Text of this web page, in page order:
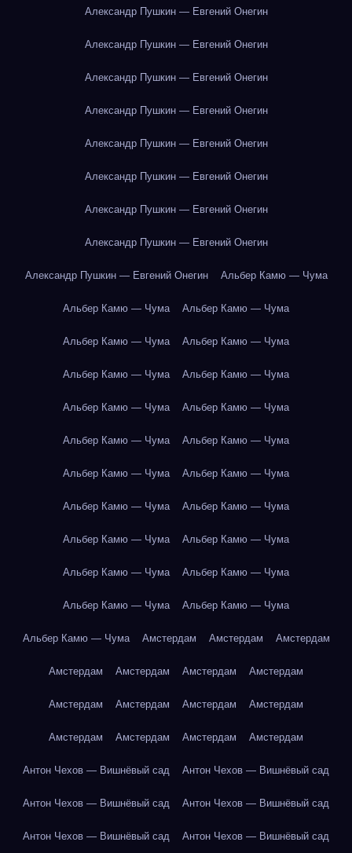
Александр Пушкин — Евгений Онегин
Александр Пушкин — Евгений Онегин
Александр Пушкин — Евгений Онегин
Александр Пушкин — Евгений Онегин
Александр Пушкин — Евгений Онегин
Александр Пушкин — Евгений Онегин
Александр Пушкин — Евгений Онегин
Александр Пушкин — Евгений Онегин
Александр Пушкин — Евгений Онегин Альбер Камю — Чума
Альбер Камю — Чума Альбер Камю — Чума
Альбер Камю — Чума Альбер Камю — Чума
Альбер Камю — Чума Альбер Камю — Чума
Альбер Камю — Чума Альбер Камю — Чума
Альбер Камю — Чума Альбер Камю — Чума
Альбер Камю — Чума Альбер Камю — Чума
Альбер Камю — Чума Альбер Камю — Чума
Альбер Камю — Чума Альбер Камю — Чума
Альбер Камю — Чума Альбер Камю — Чума
Альбер Камю — Чума Альбер Камю — Чума
Альбер Камю — Чума Амстердам Амстердам Амстердам
Амстердам Амстердам Амстердам Амстердам
Амстердам Амстердам Амстердам Амстердам
Амстердам Амстердам Амстердам Амстердам
Антон Чехов — Вишнёвый сад Антон Чехов — Вишнёвый сад
Антон Чехов — Вишнёвый сад Антон Чехов — Вишнёвый сад
Антон Чехов — Вишнёвый сад Антон Чехов — Вишнёвый сад